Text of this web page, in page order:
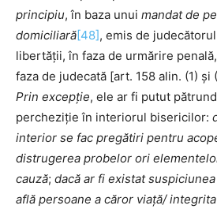
principiu, în baza unui mandat de
domiciliară[48], emis de
libertății, în faza de urmărire
faza de judecată [art. 158 alin. (1) și
Prin excepție, ele ar fi putut
percheziție în interiorul bisericilor:
interior se fac pregătiri pentru
distrugerea probelor ori
cauză; dacă ar fi existat
află persoane a căror viață/